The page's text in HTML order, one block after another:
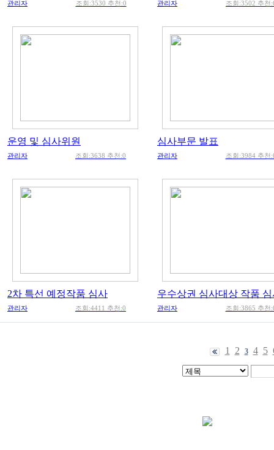
관리자 조회:3530 추천:0 관리자 조회:3502 추천
운영 및 심사위원
관리자 조회:3638 추천:0
심사부문 발표
관리자 조회:3984 추천
2차 특선 예정작품 심사
관리자 조회:4411 추천:0
우수상권 심사대상 작품 심
관리자 조회:3865 추천
1 2 3 4 5